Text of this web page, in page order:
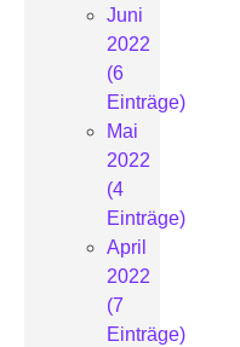
Juni
2022
(6
Einträge)
Mai
2022
(4
Einträge)
April
2022
(7
Einträge)